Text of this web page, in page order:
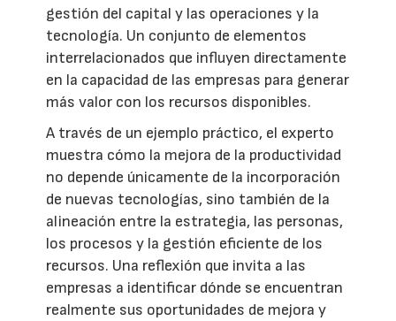
gestión del capital y las operaciones y la
tecnología. Un conjunto de elementos
interrelacionados que influyen directamente
en la capacidad de las empresas para generar
más valor con los recursos disponibles.
A través de un ejemplo práctico, el experto
muestra cómo la mejora de la productividad
no depende únicamente de la incorporación
de nuevas tecnologías, sino también de la
alineación entre la estrategia, las personas,
los procesos y la gestión eficiente de los
recursos. Una reflexión que invita a las
empresas a identificar dónde se encuentran
realmente sus oportunidades de mejora y